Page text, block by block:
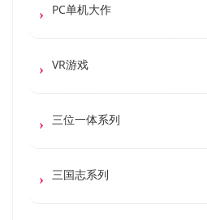
PC单机大作
VR游戏
三位一体系列
三国志系列